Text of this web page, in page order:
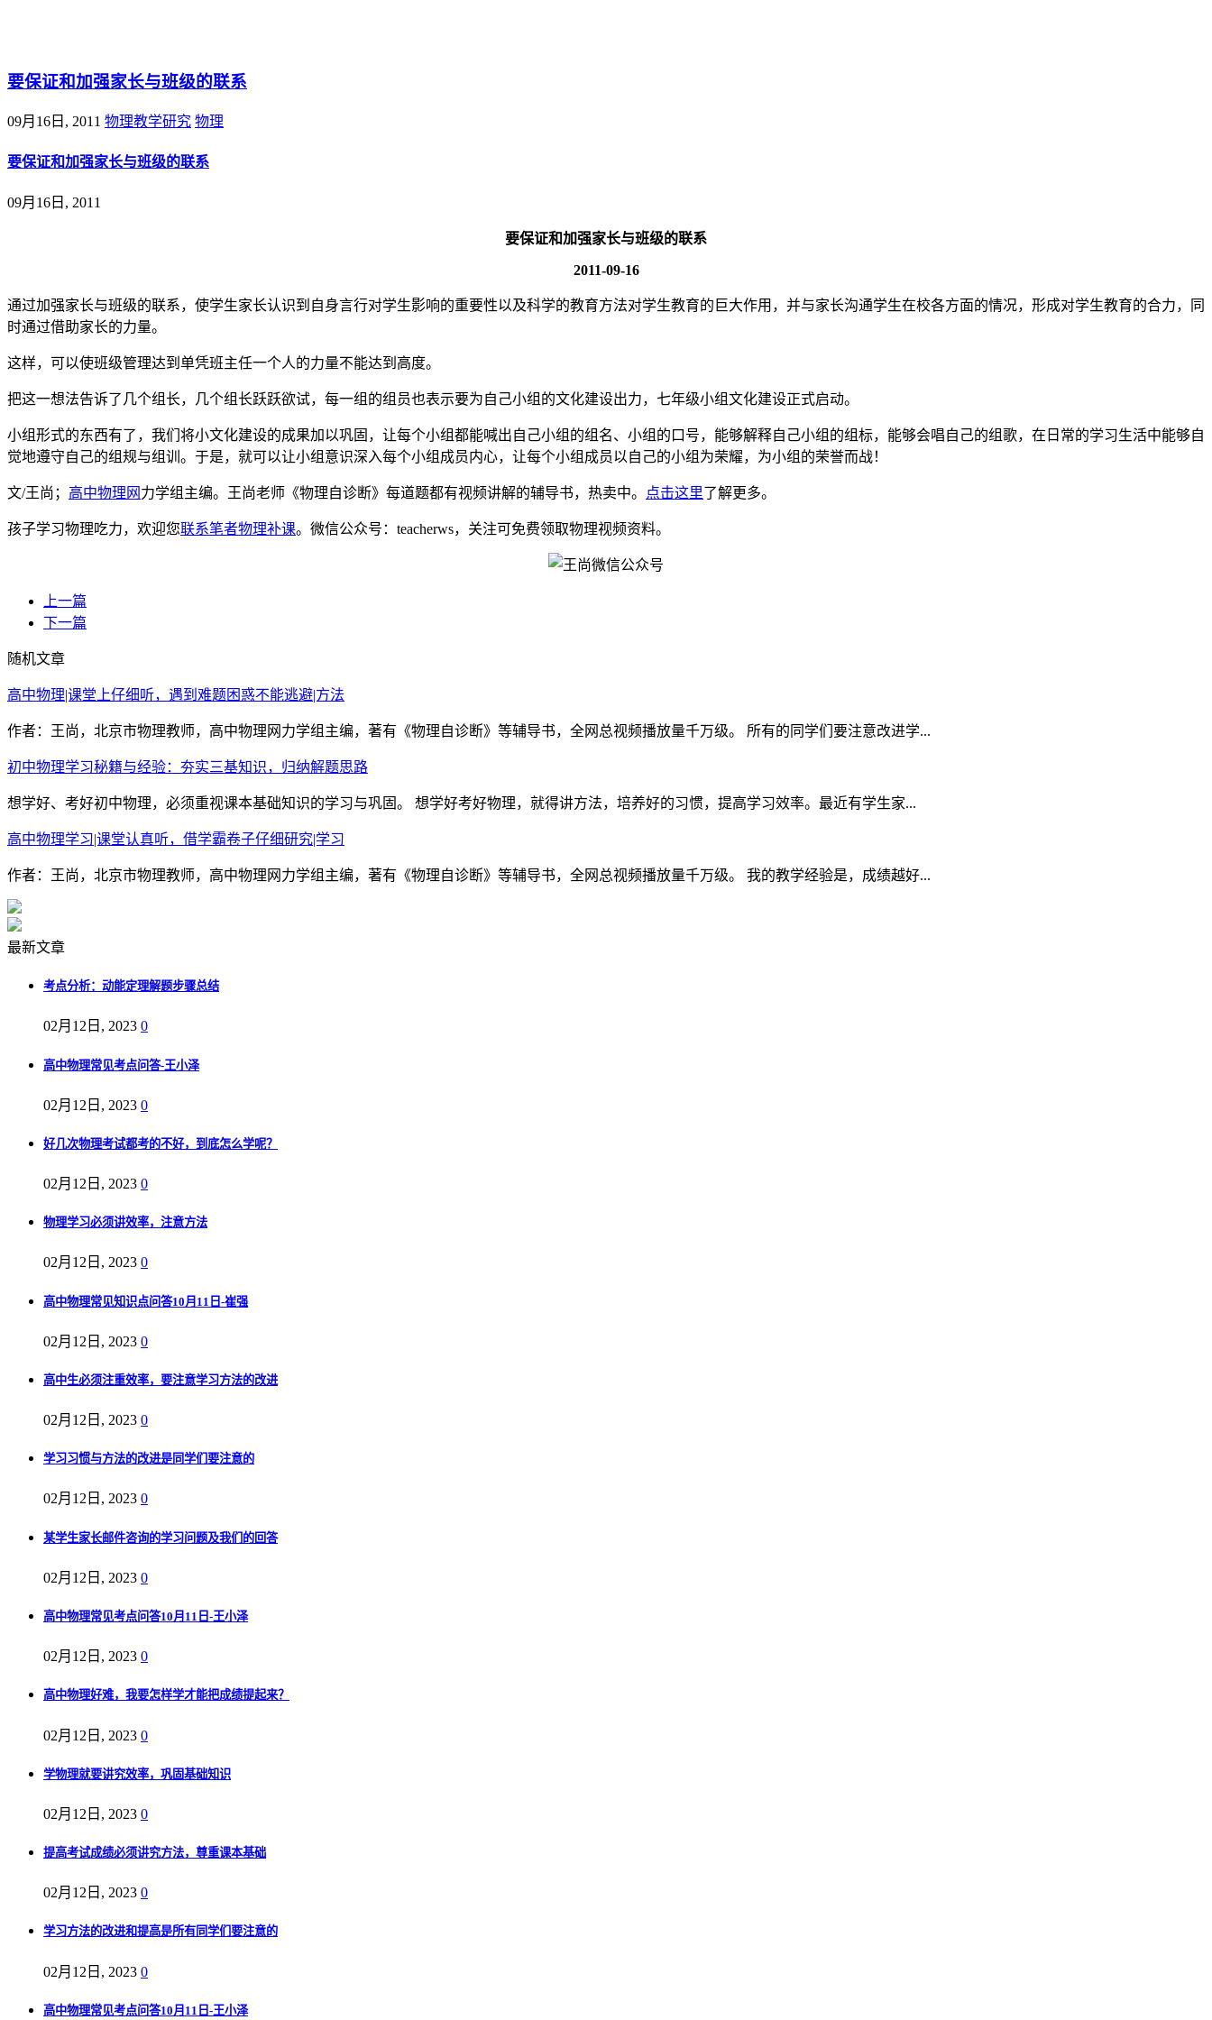
要保证和加强家长与班级的联系
09月16日, 2011 物理教学研究 物理
要保证和加强家长与班级的联系
09月16日, 2011
要保证和加强家长与班级的联系
2011-09-16
通过加强家长与班级的联系，使学生家长认识到自身言行对学生影响的重要性以及科学的教育方法对学生教育的巨大作用，并与家长沟通学生在校各方面的情况，形成对学生教育的合力，同
时通过借助家长的力量。
这样，可以使班级管理达到单凭班主任一个人的力量不能达到高度。
把这一想法告诉了几个组长，几个组长跃跃欲试，每一组的组员也表示要为自己小组的文化建设出力，七年级小组文化建设正式启动。
小组形式的东西有了，我们将小文化建设的成果加以巩固，让每个小组都能喊出自己小组的组名、小组的口号，能够解释自己小组的组标，能够会唱自己的组歌，在日常的学习生活中能够自
觉地遵守自己的组规与组训。于是，就可以让小组意识深入每个小组成员内心，让每个小组成员以自己的小组为荣耀，为小组的荣誉而战！
文/王尚； 高中物理网 力学组主编。王尚老师《物理自诊断》每道题都有视频讲解的辅导书，热卖中。 点击这里了解更多。
孩子学习物理吃力，欢迎您联系笔者物理补课。微信公众号：teacherws，关注可免费领取物理视频资料。
上一篇
下一篇
随机文章
高中物理|课堂上仔细听，遇到难题困惑不能逃避|方法
作者：王尚，北京市物理教师，高中物理网力学组主编，著有《物理自诊断》等辅导书，全网总视频播放量千万级。 所有的同学们要注意改进学...
初中物理学习秘籍与经验：夯实三基知识，归纳解题思路
想学好、考好初中物理，必须重视课本基础知识的学习与巩固。 想学好考好物理，就得讲方法，培养好的习惯，提高学习效率。最近有学生家...
高中物理学习|课堂认真听，借学霸卷子仔细研究|学习
作者：王尚，北京市物理教师，高中物理网力学组主编，著有《物理自诊断》等辅导书，全网总视频播放量千万级。 我的教学经验是，成绩越好...
最新文章
考点分析：动能定理解题步骤总结
02月12日, 2023 0
高中物理常见考点问答-王小泽
02月12日, 2023 0
好几次物理考试都考的不好，到底怎么学呢？
02月12日, 2023 0
物理学习必须讲效率，注意方法
02月12日, 2023 0
高中物理常见知识点问答10月11日-崔强
02月12日, 2023 0
高中生必须注重效率，要注意学习方法的改进
02月12日, 2023 0
学习习惯与方法的改进是同学们要注意的
02月12日, 2023 0
某学生家长邮件咨询的学习问题及我们的回答
02月12日, 2023 0
高中物理常见考点问答10月11日-王小泽
02月12日, 2023 0
高中物理好难，我要怎样学才能把成绩提起来？
02月12日, 2023 0
学物理就要讲究效率，巩固基础知识
02月12日, 2023 0
提高考试成绩必须讲究方法，尊重课本基础
02月12日, 2023 0
学习方法的改进和提高是所有同学们要注意的
02月12日, 2023 0
高中物理常见考点问答10月11日-王小泽